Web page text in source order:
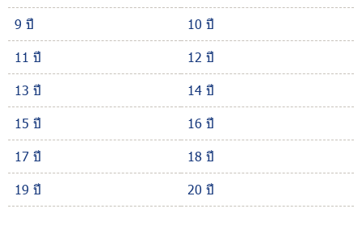
9 ปี
10 ปี
11 ปี
12 ปี
13 ปี
14 ปี
15 ปี
16 ปี
17 ปี
18 ปี
19 ปี
20 ปี